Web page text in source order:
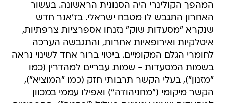
המהפך הקולינרי היה הסנונית הראשונה. בעשור
האחרון התגבש לו מטבח ישראלי. בז'אנר חדש
שנקרא "מסעדות שוק" נזנחו אספרציות צרפתיות,
איטלקיות ואירופאיות אחרות, והתגבשה הערכה
לחומרי הגלם המקומיים. ביטוי ברור אחד לשינוי נראה
בשמות המסעדות - שמות עבריים למהדרין (כמו
"מזנון"), בעלי הקשר תרבותי חזק (כמו "המוציא"),
הקשר מיקומי ("מחניהודה") ואפילו עממי במכוון